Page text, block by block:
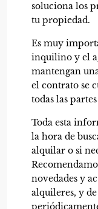
soluciona los
tu propiedad.
Es muy
inquilino y el
mantengan
el contrato se
todas las
Toda esta
la hora de
alquilar o si
novedades y
alquileres, y